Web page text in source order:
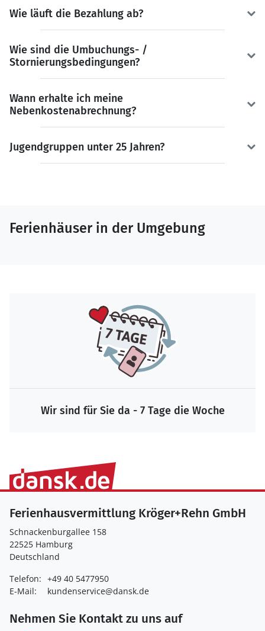
Wie läuft die Bezahlung ab?
Wie sind die Umbuchungs- /
Stornierungsbedingungen?
Wann erhalte ich meine
Nebenkostenabrechnung?
Jugendgruppen unter 25 Jahren?
Ferienhäuser in der Umgebung
Wir sind für Sie da - 7 Tage die Woche
Ferienhausvermittlung Kröger+Rehn GmbH
Schnackenburgallee 158
22525 Hamburg
Deutschland
Telefon: +49 40 5477950
E-Mail:
kundenservice@dansk.de
Nehmen Sie Kontakt zu uns auf